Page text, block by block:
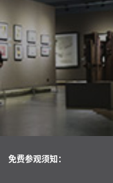
免费参观须知：